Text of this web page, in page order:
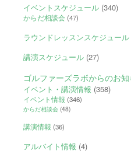
イベントスケジュール(340)
からだ相談会(47)
ラウンドレッスンスケジュール
講演スケジュール(27)
ゴルファーズラボからのお
イベント・講演情報 (358)
イベント情報 (346)
からだ相談会(48)
講演情報 (36)
アルバイト情報 (4)